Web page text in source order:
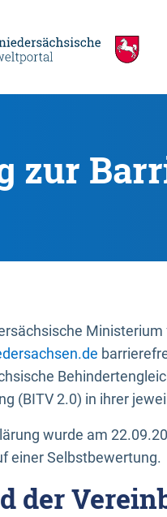
zur
(BITV 2.0) in ihrer
wurde am
einer Selbstbewertung.
der